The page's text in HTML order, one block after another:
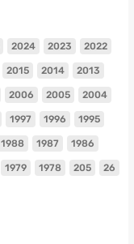
2024 2023 2022
2015 2014 2013
2006 2005 2004
1997 1996 1995
1988 1987 1986
1979 1978 205 26